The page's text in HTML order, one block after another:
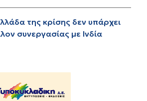
της κρίσης δεν υπάρχει
συνεργασίας με Ινδία